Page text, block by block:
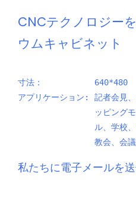
CNCテクノロジー
ウムキャビネット
寸法：
アプリケーション:
640*480
記者会見
ッピング
ル、学校
教会、会
私たちに電子メールを